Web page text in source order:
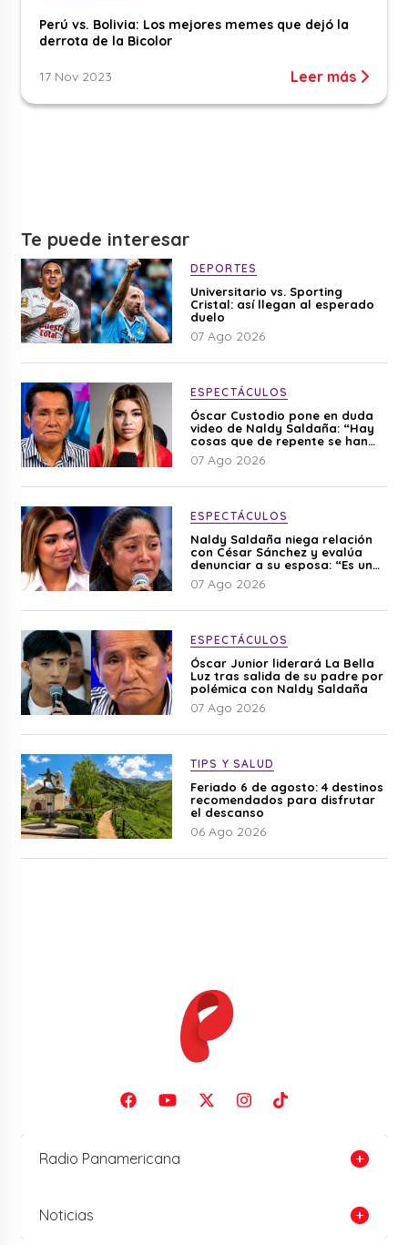
Perú vs. Bolivia: Los mejores memes que dejó la
derrota de la Bicolor
17 Nov 2023 Leer más
Te puede interesar
DEPORTES
Universitario vs. Sporting
Cristal: así llegan al esperado
duelo
07 Ago 2026
ESPECTÁCULOS
Óscar Custodio pone en duda
video de Naldy Saldaña: “Hay
cosas que de repente se han
editado”
07 Ago 2026
ESPECTÁCULOS
Naldy Saldaña niega relación
con César Sánchez y evalúa
denunciar a su esposa: “Es una
difamación”
07 Ago 2026
ESPECTÁCULOS
Óscar Junior liderará La Bella
Luz tras salida de su padre por
polémica con Naldy Saldaña
07 Ago 2026
TIPS Y SALUD
Feriado 6 de agosto: 4 destinos
recomendados para disfrutar
el descanso
06 Ago 2026
Radio Panamericana
Noticias